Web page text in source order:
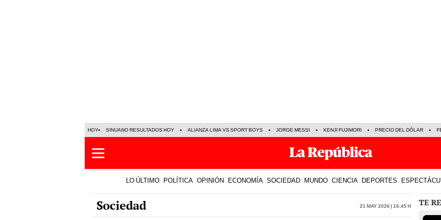
HOY SINUANO RESULTADOS HOY ALIANZA LIMA VS SPORT BOYS JORGE MESSI KENJI FUJIMORI PRECIO DEL DÓLAR
LO ÚLTIMO POLÍTICA OPINIÓN ECONOMÍA SOCIEDAD MUNDO CIENCIA DEPORTES
Sociedad 21 May 2026 | 16:45 h TE